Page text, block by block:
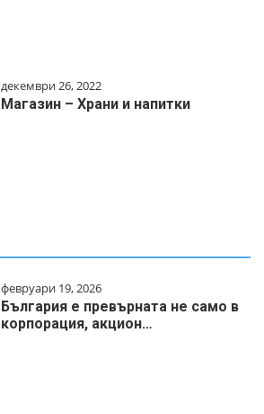
декември 26, 2022
Магазин – Храни и напитки
февруари 19, 2026
България е превърната не само в
корпорация, акцион…